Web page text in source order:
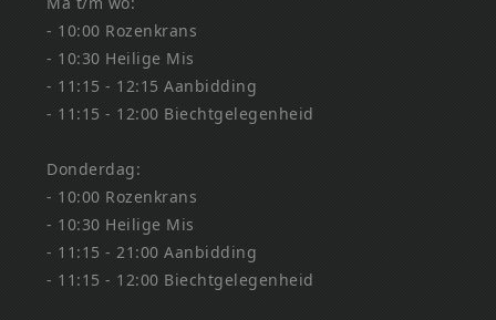
- 10:00 Rozenkrans
- 10:30 Heilige Mis
- 11:15 - 12:15 Aanbidding
- 11:15 - 12:00 Biechtgelegenheid
Donderdag:
- 10:00 Rozenkrans
- 10:30 Heilige Mis
- 11:15 - 21:00 Aanbidding
- 11:15 - 12:00 Biechtgelegenheid